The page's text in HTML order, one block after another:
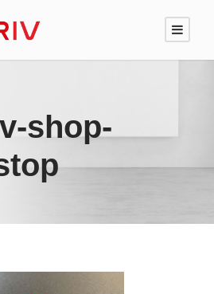
shop-